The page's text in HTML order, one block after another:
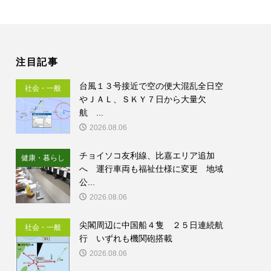
注目記事
社会・一般
台風１３号接近で空の便大混乱全日空
やＪＡＬ、ＳＫＹ７日から大量欠
航 ...
2026.08.06
健康・暮らし
チョイソコ友利線、比嘉エリア追加
へ 運行車両も福祉仕様に変更 地域
公...
2026.08.06
社会・一般
尖閣周辺に中国船４隻 ２５日連続航
行 いずれも機関砲搭載
2026.08.06